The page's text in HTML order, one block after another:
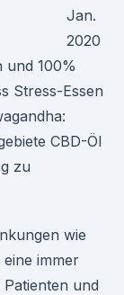
Jan.
2020
und 100%
Stress-Essen
CBD-Öl
zu
wie
immer
und